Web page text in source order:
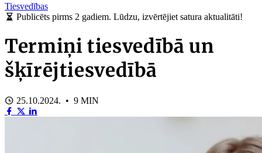
Tiesvedības
Publicēts pirms 2 gadiem. Lūdzu, izvērtējiet satura aktualitāti!
Termiņi tiesvedībā un
šķīrējtiesvedībā
25.10.2024. • 9 MIN